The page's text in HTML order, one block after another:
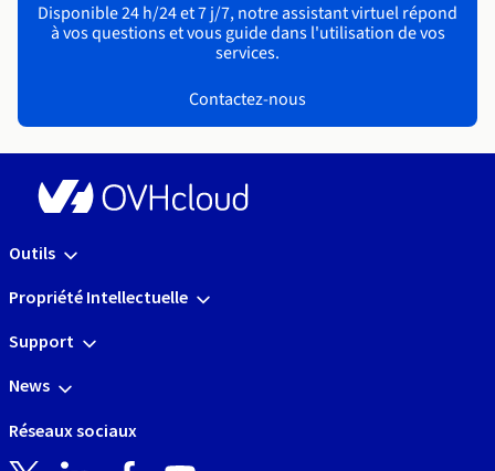
Disponible 24 h/24 et 7 j/7, notre assistant virtuel répond
à vos questions et vous guide dans l'utilisation de vos
services.
Contactez-nous
Outils
Propriété Intellectuelle
Support
News
Réseaux sociaux